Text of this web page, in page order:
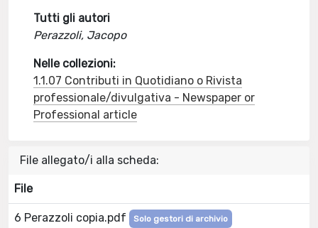
Tutti gli autori
Perazzoli, Jacopo
Nelle collezioni:
1.1.07 Contributi in Quotidiano o Rivista
professionale/divulgativa - Newspaper or
Professional article
File allegato/i alla scheda:
File
6 Perazzoli copia.pdf Solo gestori di archivio